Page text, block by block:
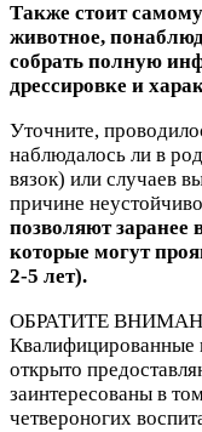
Также стоит
животное,
собрать полную
дрессировке и
Уточните,
наблюдалось ли в
вязок) или случаев
причине
позволяют заранее
которые могут
2-5 лет).
ОБРАТИТЕ
Квалифицированные
открыто
заинтересованы в
четвероногих